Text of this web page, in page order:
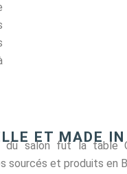
ET MADE IN
du salon fut la table
sourcés et produits en